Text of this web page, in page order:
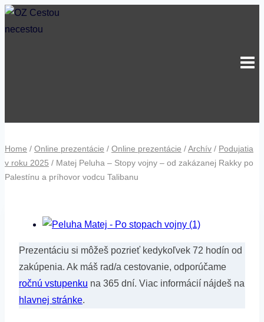
Skip
to
Home / Online prezentácie / Online prezentácie / Archív / Podujatia
v roku 2025 / Matej Peluha – Stopy vojny – od zakázanej Rakky po
Palestínu a príhovor vodcu Talibanu
Prezentáciu si môžeš pozrieť kedykoľvek 72 hodín od
zakúpenia. Ak máš rad/a cestovanie, odporúčame
ročnú vstupenku na 365 dní. Viac informácií nájdeš na
hlavnej stránke.